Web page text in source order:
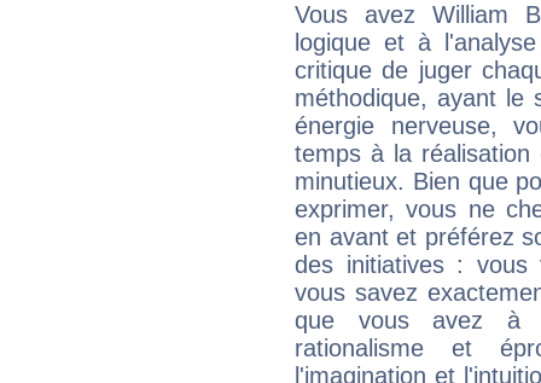
Vous avez William
logique et à
critique de juger
méthodique, ayant le
énergie nerveuse,
temps à la réalisation
minutieux. Bien que
exprimer, vous ne
en avant et préférez
des initiatives : vous
vous savez
que vous avez à
rationalisme et
l'imagination et